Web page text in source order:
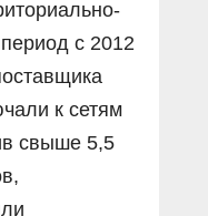
с 2012
к сетям
свыше 5,5